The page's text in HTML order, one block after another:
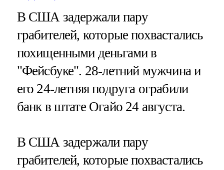
В США задержали пару
грабителей, которые похвастались
похищенными деньгами в
"Фейсбуке". 28-летний мужчина и
его 24-летняя подруга ограбили
банк в штате Огайо 24 августа.
В США задержали пару
грабителей, которые похвастались